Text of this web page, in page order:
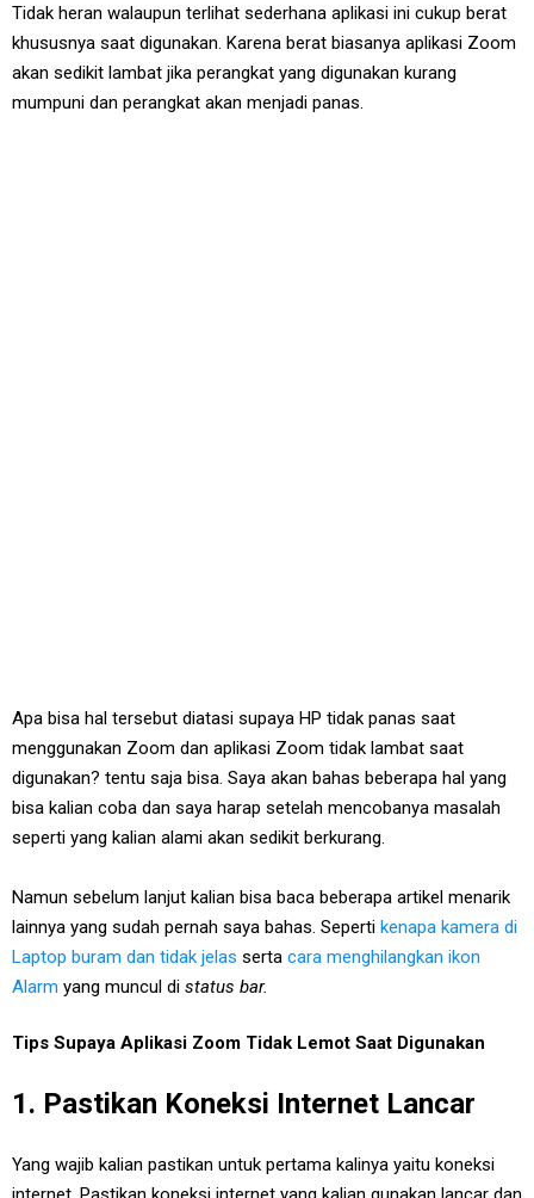
Tidak heran walaupun terlihat sederhana aplikasi ini cukup berat
khususnya saat digunakan. Karena berat biasanya aplikasi Zoom
akan sedikit lambat jika perangkat yang digunakan kurang
mumpuni dan perangkat akan menjadi panas.
Apa bisa hal tersebut diatasi supaya HP tidak panas saat
menggunakan Zoom dan aplikasi Zoom tidak lambat saat
digunakan? tentu saja bisa. Saya akan bahas beberapa hal yang
bisa kalian coba dan saya harap setelah mencobanya masalah
seperti yang kalian alami akan sedikit berkurang.
Namun sebelum lanjut kalian bisa baca beberapa artikel menarik
lainnya yang sudah pernah saya bahas. Seperti kenapa kamera di
Laptop buram dan tidak jelas serta cara menghilangkan ikon
Alarm yang muncul di status bar.
Tips Supaya Aplikasi Zoom Tidak Lemot Saat Digunakan
1. Pastikan Koneksi Internet Lancar
Yang wajib kalian pastikan untuk pertama kalinya yaitu koneksi